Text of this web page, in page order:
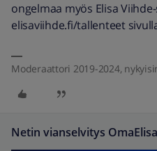
ongelmaa myös Elisa
elisaviihde.fi/tallenteet
Moderaattori 2019-2024,
Netin vianselvitys